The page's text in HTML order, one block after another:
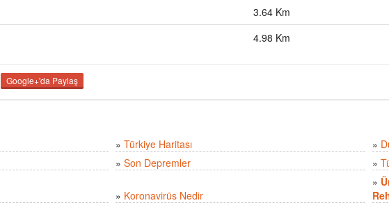
3.64 Km
4.98 Km
Google+'da Paylaş
» Türkiye Haritası »
» Son Depremler »
» Koronavirüs Nedir
»